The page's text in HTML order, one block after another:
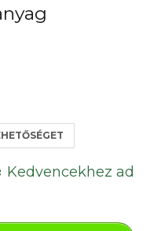
Kedvencekhez ad